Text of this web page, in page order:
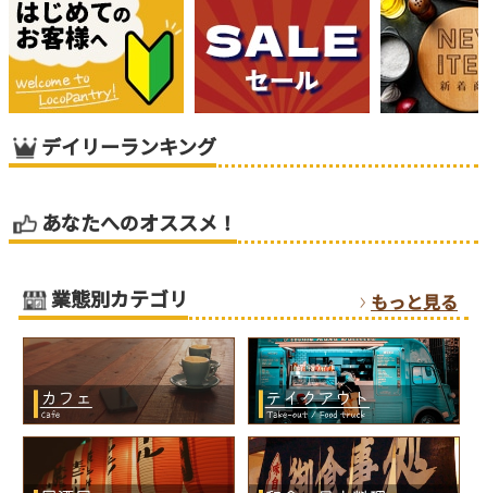
デイリーランキング
あなたへのオススメ！
業態別カテゴリ もっと見る